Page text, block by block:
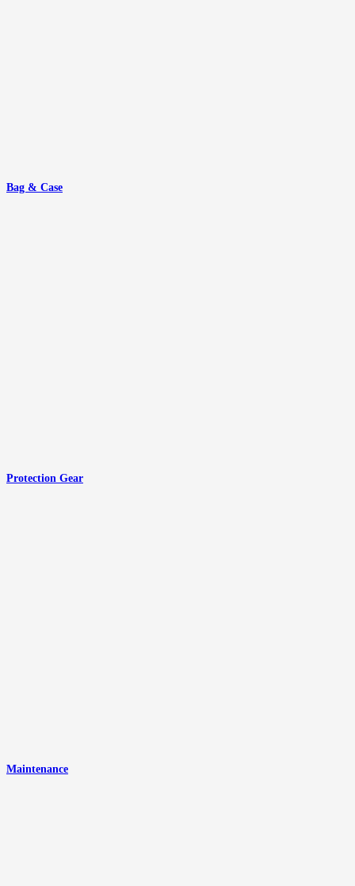
Bag & Case
Protection Gear
Maintenance